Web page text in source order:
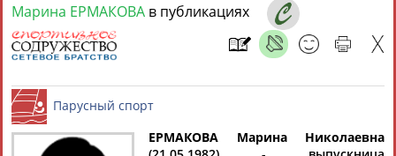
7 августа 2026 года,
СПОРТСМЕНЫ, ТРЕНЕРЫ И СПЕЦИАЛИСТЫ
Найдено: 13181персон Расширенный поиск
Марина ЕРМАКОВА в публикациях
ЕРМАКОВА Марина
Николаевна